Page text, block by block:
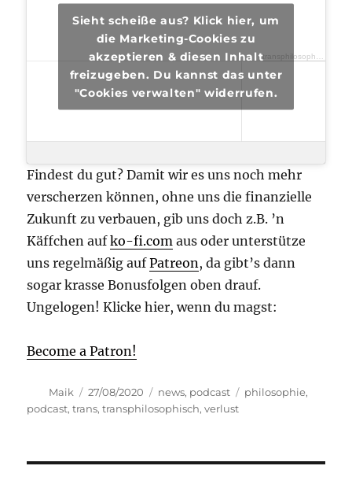
Sieht scheiße aus? Klick hier, um
die Marketing-Cookies zu
akzeptieren & diesen Inhalt
freizugeben. Du kannst das unter
"Cookies verwalten" widerrufen.
Findest du gut? Damit wir es uns noch mehr
verscherzen können, ohne uns die finanzielle
Zukunft zu verbauen, gib uns doch z.B. ’n
Käffchen aufko-fi.com aus oder unterstütze
uns regelmäßig aufPatreon , da gibt’s dann
sogar krasse Bonusfolgen oben drauf.
Ungelogen! Klicke hier, wenn du magst:
Become a Patron!
Autor
Maik
Veröffentlicht
am
27/08/2020 Kategorien
news, podcast Schlagwörter
philosophie,
podcast,trans,transphilosophisch,verlust